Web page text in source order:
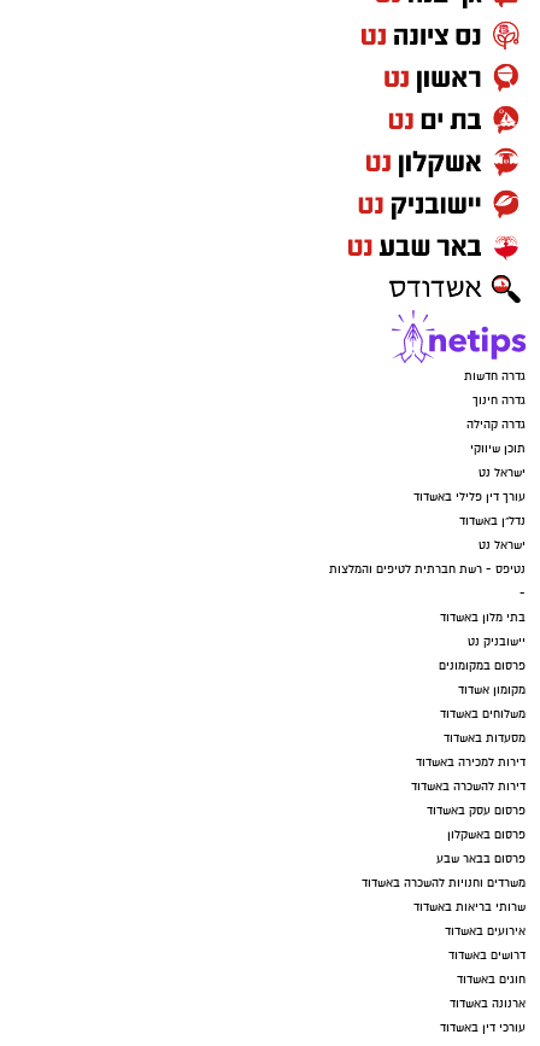
גדרה חדשות
גדרה חינוך
גדרה קהילה
תוכן שיווקי
ישראל נט
עורך דין פלילי באשדוד
נדל"ן באשדוד
ישראל נט
נטיפס - רשת חברתית לטיפים והמלצות
-
בתי מלון באשדוד
יישובניק נט
פרסום במקומונים
מקומון אשדוד
משלוחים באשדוד
מסעדות באשדוד
דירות למכירה באשדוד
דירות להשכרה באשדוד
פרסום עסק באשדוד
פרסום באשקלון
פרסום בבאר שבע
משרדים וחנויות להשכרה באשדוד
שרותי בריאות באשדוד
אירועים באשדוד
דרושים באשדוד
חוגים באשדוד
ארנונה באשדוד
עורכי דין באשדוד